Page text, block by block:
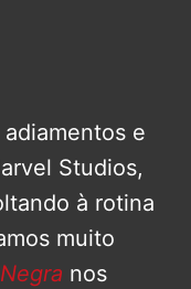
e
Studios,
à rotina
muito
nos